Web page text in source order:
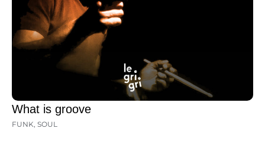
What is groove
FUNK, SOUL